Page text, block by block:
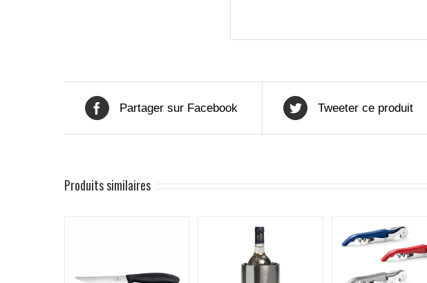
Partager sur Facebook Tweeter ce produit
Produits similaires